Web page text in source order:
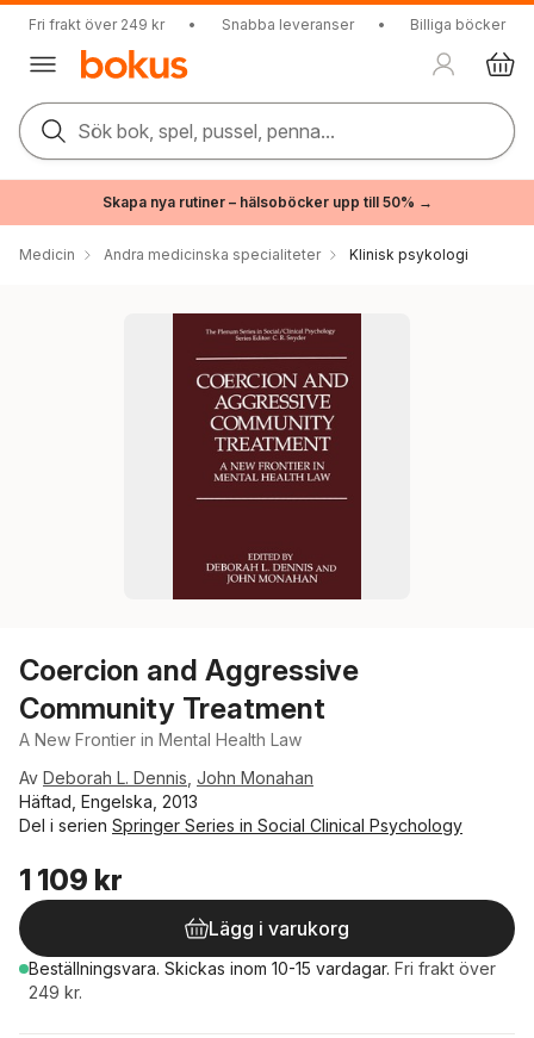
Fri frakt över 249 kr • Snabba leveranser • Billiga böcker
Sök bok, spel, pussel, penna...
Skapa nya rutiner – hälsoböcker upp till 50% →
Medicin Andra medicinska specialiteter Klinisk psykologi
Coercion and Aggressive
Community Treatment
A New Frontier in Mental Health Law
Av Deborah L. Dennis John Monahan
Häftad, Engelska, 2013
Del i serien Springer Series in Social Clinical Psychology
1 109 kr
Lägg i varukorg
Beställningsvara. Skickas inom 10-15 vardagar. Fri frakt över
249 kr.